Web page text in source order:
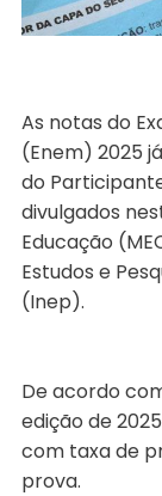
As notas do
(Enem) 2025
do
divulgados
Educação
Estudos e
(Inep).
De acordo
edição de
com taxa de
prova.